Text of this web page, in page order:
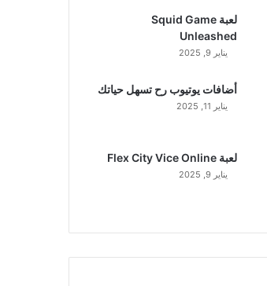
لعبة Squid Game
Unleashed
يناير 9, 2025
أضافات يوتيوب رح تسهل حياتك
يناير 11, 2025
لعبة Flex City Vice Online
يناير 9, 2025